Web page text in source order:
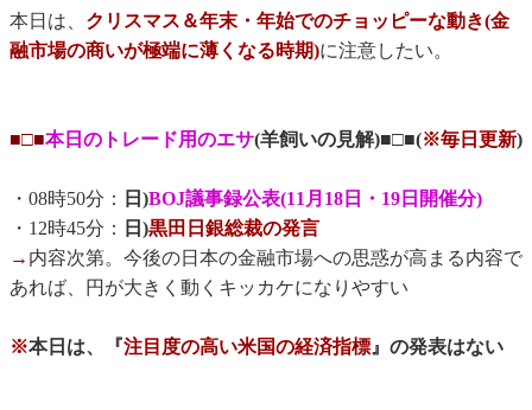
本日は、 クリスマス＆年末・年始でのチョッピーな動き(金
融市場の商いが極端に薄くなる時期)に注意したい。
■□■本日のトレード用のエサ(羊飼いの見解)■□■(※毎日更新)
・08時50分： 日)BOJ議事録公表(11月18日・19日開催分)
・12時45分：
日)黒田日銀総裁の発言
→ 内容次第。今後の日本の金融市場への思惑が高まる内容で
あれば、円が大きく動くキッカケになりやすい
※本日は、『注目度の高い米国の経済指標』の発表はない